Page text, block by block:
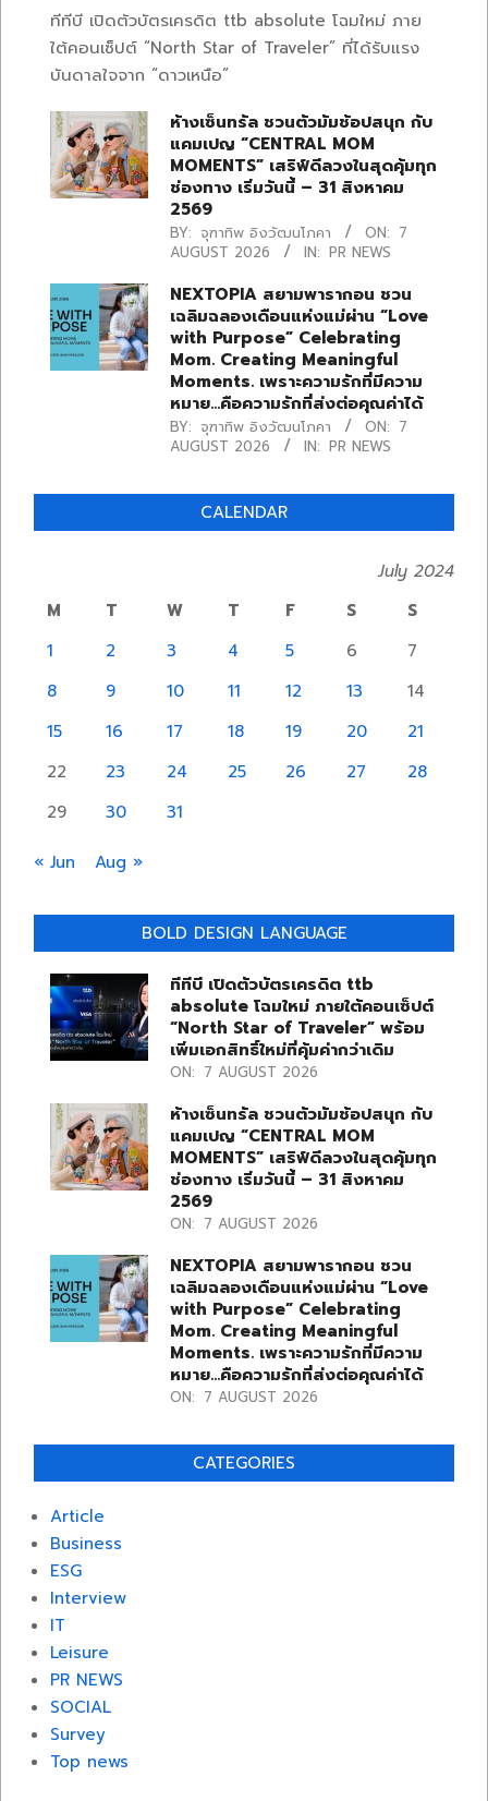
ทีทีบี เปิดตัวบัตรเครดิต ttb absolute โฉมใหม่ ภาย
ใต้คอนเซ็ปต์ “North Star of Traveler” ที่ได้รับแรง
บันดาลใจจาก “ดาวเหนือ”
ห้างเซ็นทรัล ชวนตัวมัมช้อปสนุก กับ
แคมเปญ “CENTRAL MOM
MOMENTS” เสริฟ์ดีลวงในสุดคุ้มทุก
ช่องทาง เริ่มวันนี้ – 31 สิงหาคม
2569
BY: จุฑาทิพ อิงวัฒนโภคา ON: 7
AUGUST 2026
IN: PR NEWS
NEXTOPIA สยามพารากอน ชวน
เฉลิมฉลองเดือนแห่งแม่ผ่าน “Love
with Purpose” Celebrating
Mom. Creating Meaningful
Moments. เพราะความรักที่มีความ
หมาย…คือความรักที่ส่งต่อคุณค่าได้
BY: จุฑาทิพ อิงวัฒนโภคา ON: 7
AUGUST 2026
IN: PR NEWS
CALENDAR
July 2024
M
T W T F S
S
1
2 3 4 5 6
7
8
9 10 11 12 13
14
15
16 17 18 19 20
21
22
23 24 25 26 27
28
29
30 31
« Jun Aug »
BOLD DESIGN LANGUAGE
ทีทีบี เปิดตัวบัตรเครดิต ttb
absolute โฉมใหม่ ภายใต้คอนเซ็ปต์
“North Star of Traveler” พร้อม
เพิ่มเอกสิทธิ์ใหม่ที่คุ้มค่ากว่าเดิม
ON: 7 AUGUST 2026
ห้างเซ็นทรัล ชวนตัวมัมช้อปสนุก กับ
แคมเปญ “CENTRAL MOM
MOMENTS” เสริฟ์ดีลวงในสุดคุ้มทุก
ช่องทาง เริ่มวันนี้ – 31 สิงหาคม
2569
ON: 7 AUGUST 2026
NEXTOPIA สยามพารากอน ชวน
เฉลิมฉลองเดือนแห่งแม่ผ่าน “Love
with Purpose” Celebrating
Mom. Creating Meaningful
Moments. เพราะความรักที่มีความ
หมาย…คือความรักที่ส่งต่อคุณค่าได้
ON: 7 AUGUST 2026
CATEGORIES
Article
Business
ESG
Interview
IT
Leisure
PR NEWS
SOCIAL
Survey
Top news